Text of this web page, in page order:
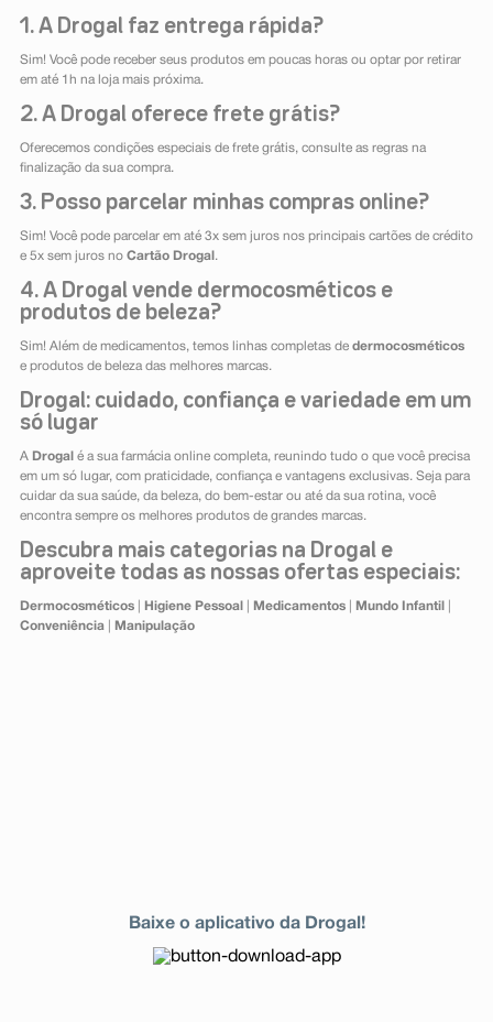
1. A Drogal faz entrega rápida?
Sim! Você pode receber seus produtos em poucas horas ou optar por retirar
em até 1h na loja mais próxima.
2. A Drogal oferece frete grátis?
Oferecemos condições especiais de frete grátis, consulte as regras na
finalização da sua compra.
3. Posso parcelar minhas compras online?
Sim! Você pode parcelar em até 3x sem juros nos principais cartões de crédito
e 5x sem juros no Cartão Drogal .
4. A Drogal vende dermocosméticos e
produtos de beleza?
Sim! Além de medicamentos, temos linhas completas de dermocosméticos
e produtos de beleza das melhores marcas.
Drogal: cuidado, confiança e variedade em um
só lugar
A Drogal é a sua farmácia online completa, reunindo tudo o que você precisa
em um só lugar, com praticidade, confiança e vantagens exclusivas. Seja para
cuidar da sua saúde, da beleza, do bem-estar ou até da sua rotina, você
encontra sempre os melhores produtos de grandes marcas.
Descubra mais categorias na Drogal e
aproveite todas as nossas ofertas especiais:
Dermocosméticos| Higiene Pessoal Medicamentos| Mundo Infantil
Conveniência| Manipulação
Baixe o aplicativo da Drogal!